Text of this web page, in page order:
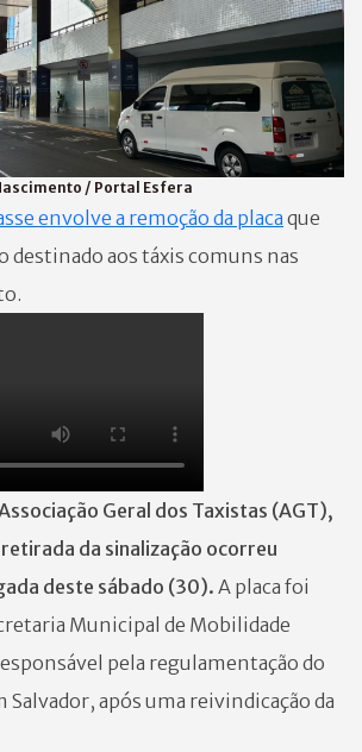
/ Portal Esfera
envolve a remoção da placa que
aos táxis comuns nas
Geral dos Taxistas (AGT),
da sinalização ocorreu
deste sábado (30). A placa foi
Municipal de Mobilidade
pela regulamentação do
Salvador, após uma reivindicação da